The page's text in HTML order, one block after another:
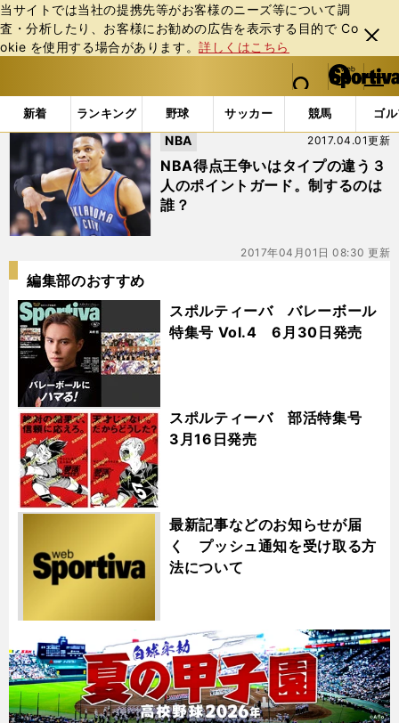
当サイトでは当社の提携先等がお客様のニーズ等について調
査・分析したり、お客様にお勧めの広告を表⽰する⽬的で Co
okie を使⽤する場合があります。詳しくはこちら
閉じ
る
web Sportiva (webスポルティーバ)
検索
マイペ
ー
ジ
メニュ
新着 ランキング 野球 サッカー 競馬 ゴ
b
ス
ル
テ
ィ
ー
バ
「#デイミアン・リラードカイリー・アービング」の最新
NBA得点王争いはタイプの違う３
人のポイントガード。制するのは
誰？
2017.04.01更新
NBA
2017年04月01日 08:30 更新
編集部のおすすめ
スポルティーバ バレーボール
特集号 Vol.4 6月30日発売
スポルティーバ 部活特集号
3月16日発売
最新記事などのお知らせが届
く プッシュ通知を受け取る方
法について